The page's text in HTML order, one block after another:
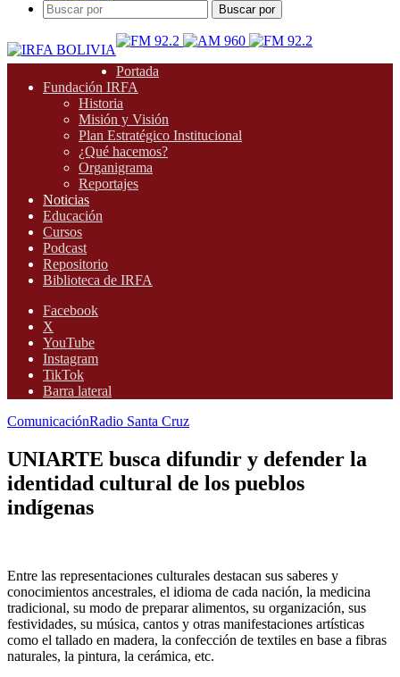
Buscar por
Portada
Fundación IRFA
Historia
Misión y Visión
Plan Estratégico Institucional
¿Qué hacemos?
Organigrama
Reportajes
Noticias
Educación
Cursos
Podcast
Repositorio
Biblioteca de IRFA
Facebook
X
YouTube
Instagram
TikTok
Barra lateral
ComunicaciónRadio Santa Cruz
UNIARTE busca difundir y defender la
identidad cultural de los pueblos
indígenas
Entre las representaciones culturales destacan sus saberes y
conocimientos ancestrales, el idioma de cada nación, la medicina
tradicional, su modo de preparar alimentos, su organización, sus
festividades, su música, cantos y otras manifestaciones artísticas
como el tallado en madera, la confección de textiles en base a fibras
naturales, la pintura, la cerámica, etc.